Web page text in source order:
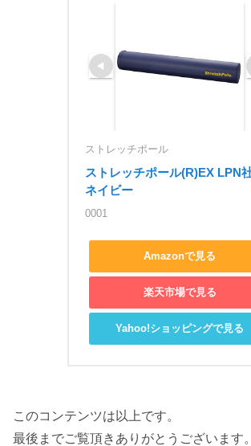
ストレッチポール
ストレッチポール(R)EX LPN
ネイビー
0001
Amazonで見る
楽天市場で見る
Yahoo!ショッピングで見る
このコンテンツは以上です。
最後までご覧頂きありがとうございます。